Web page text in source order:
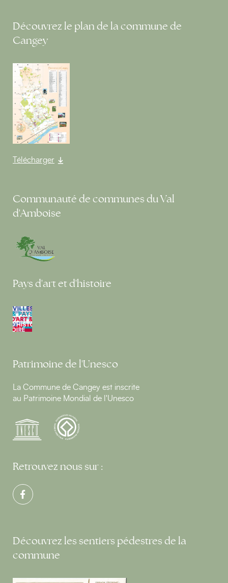
Découvrez le plan de la commune de
Cangey
Télécharger
Communauté de communes du Val
d'Amboise
Pays d'art et d'histoire
Patrimoine de l'Unesco
La Commune de Cangey est inscrite
au Patrimoine Mondial de l'Unesco
Retrouvez nous sur :
Découvrez les sentiers pédestres de la
commune